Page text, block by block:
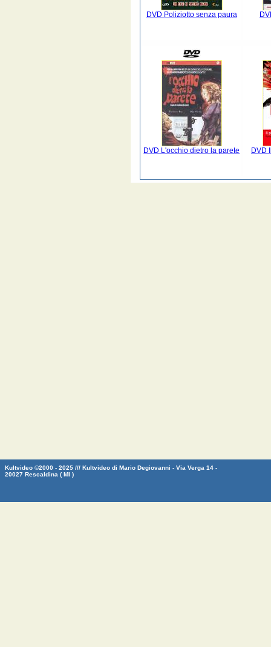
DVD Poliziotto senza paura
DVD L'occhio dietro la parete DVD
Kultvideo ©2000 - 2025 /// Kultvideo di Mario Degiovanni - Via Verga 14 -
20027 Rescaldina ( MI )